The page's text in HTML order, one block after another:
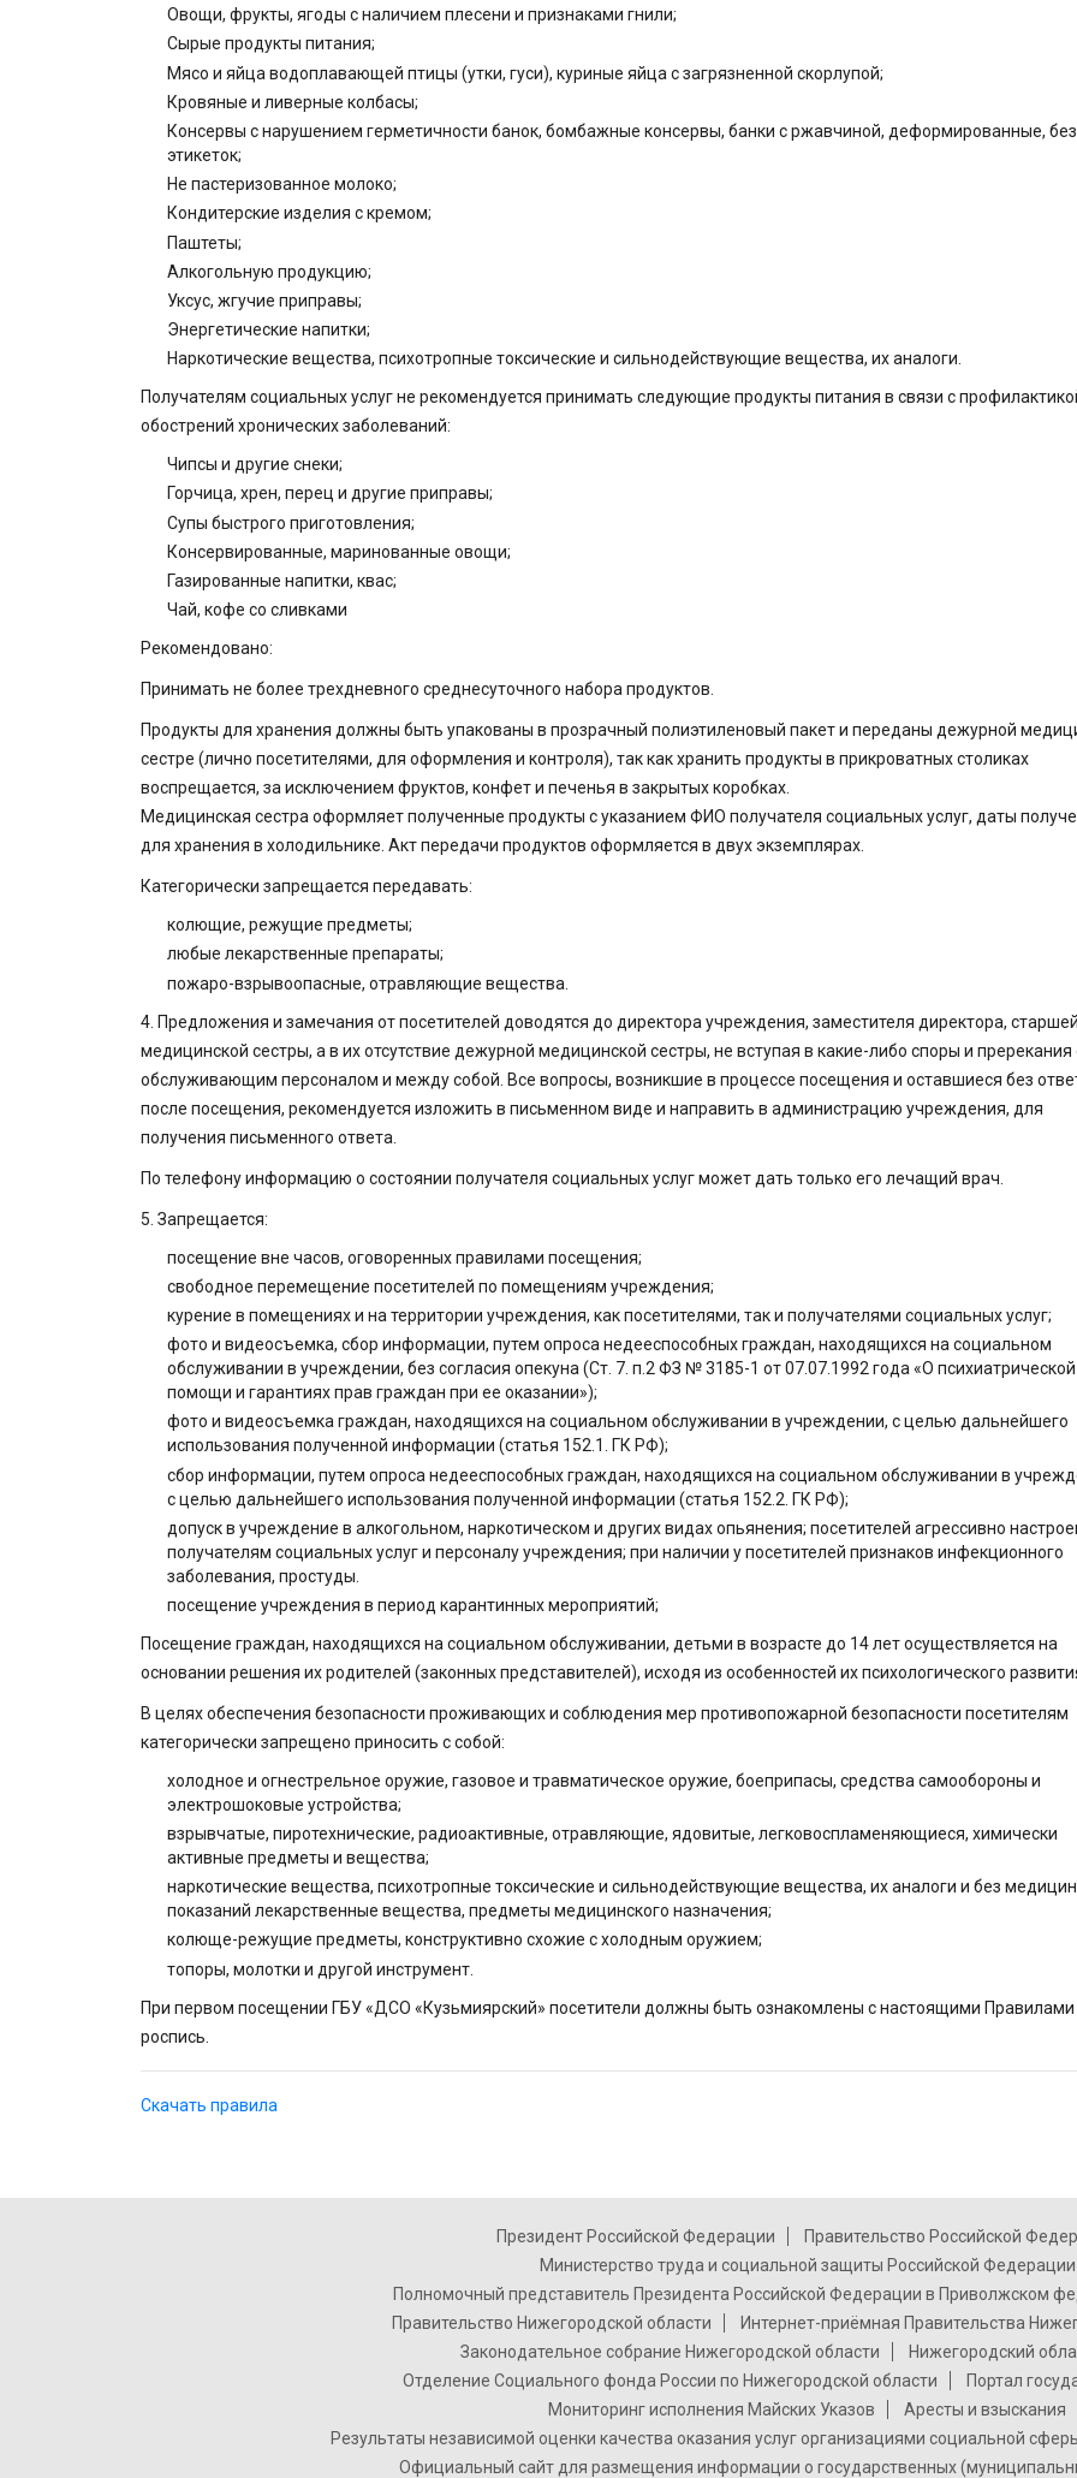
Овощи, фрукты, ягоды с наличием плесени и признаками гнили;
Сырые продукты питания;
Мясо и яйца водоплавающей птицы (утки, гуси), куриные яйца с загрязненной скорлупой;
Кровяные и ливерные колбасы;
Консервы с нарушением герметичности банок, бомбажные консервы, банки с ржавчиной, деформированные, без
этикеток;
Не пастеризованное молоко;
Кондитерские изделия с кремом;
Паштеты;
Алкогольную продукцию;
Уксус, жгучие приправы;
Энергетические напитки;
Наркотические вещества, психотропные токсические и сильнодействующие вещества, их аналоги.
Получателям социальных услуг не рекомендуется принимать следующие продукты питания в связи с
обострений хронических заболеваний:
Чипсы и другие снеки;
Горчица, хрен, перец и другие приправы;
Супы быстрого приготовления;
Консервированные, маринованные овощи;
Газированные напитки, квас;
Чай, кофе со сливками
Рекомендовано:
Принимать не более трехдневного среднесуточного набора продуктов.
Продукты для хранения должны быть упакованы в прозрачный полиэтиленовый пакет и переданы дежурной
сестре (лично посетителями, для оформления и контроля), так как хранить продукты в прикроватных столиках
воспрещается, за исключением фруктов, конфет и печенья в закрытых коробках.
Медицинская сестра оформляет полученные продукты с указанием ФИО получателя социальных услуг, даты
для хранения в холодильнике. Акт передачи продуктов оформляется в двух экземплярах.
Категорически запрещается передавать:
колющие, режущие предметы;
любые лекарственные препараты;
пожаро-взрывоопасные, отравляющие вещества.
4. Предложения и замечания от посетителей доводятся до директора учреждения, заместителя директора, старшей
медицинской сестры, а в их отсутствие дежурной медицинской сестры, не вступая в какие-либо споры и пререкания
обслуживающим персоналом и между собой. Все вопросы, возникшие в процессе посещения и оставшиеся без
после посещения, рекомендуется изложить в письменном виде и направить в администрацию учреждения, для
получения письменного ответа.
По телефону информацию о состоянии получателя социальных услуг может дать только его лечащий врач.
5. Запрещается:
посещение вне часов, оговоренных правилами посещения;
свободное перемещение посетителей по помещениям учреждения;
курение в помещениях и на территории учреждения, как посетителями, так и получателями социальных услуг;
фото и видеосъемка, сбор информации, путем опроса недееспособных граждан, находящихся на социальном
обслуживании в учреждении, без согласия опекуна (Ст. 7. п.2 ФЗ № 3185-1 от 07.07.1992 года «О психиатрической
помощи и гарантиях прав граждан при ее оказании»);
фото и видеосъемка граждан, находящихся на социальном обслуживании в учреждении, с целью дальнейшего
использования полученной информации (статья 152.1. ГК РФ);
сбор информации, путем опроса недееспособных граждан, находящихся на социальном обслуживании в
с целью дальнейшего использования полученной информации (статья 152.2. ГК РФ);
допуск в учреждение в алкогольном, наркотическом и других видах опьянения; посетителей агрессивно
получателям социальных услуг и персоналу учреждения; при наличии у посетителей признаков инфекционного
заболевания, простуды.
посещение учреждения в период карантинных мероприятий;
Посещение граждан, находящихся на социальном обслуживании, детьми в возрасте до 14 лет осуществляется на
основании решения их родителей (законных представителей), исходя из особенностей их психологического
В целях обеспечения безопасности проживающих и соблюдения мер противопожарной безопасности посетителям
категорически запрещено приносить с собой:
холодное и огнестрельное оружие, газовое и травматическое оружие, боеприпасы, средства самообороны и
электрошоковые устройства;
взрывчатые, пиротехнические, радиоактивные, отравляющие, ядовитые, легковоспламеняющиеся, химически
активные предметы и вещества;
наркотические вещества, психотропные токсические и сильнодействующие вещества, их аналоги и без
показаний лекарственные вещества, предметы медицинского назначения;
колюще-режущие предметы, конструктивно схожие с холодным оружием;
топоры, молотки и другой инструмент.
При первом посещении ГБУ «ДСО «Кузьмиярский» посетители должны быть ознакомлены с настоящими Правилами
роспись.
Скачать правила
Президент Российской Федерации
Правительство Российской
Министерство труда и социальной защиты Российской Федерации
Полномочный представитель Президента Российской Федерации в Приволжском
Правительство Нижегородской области
Интернет-приёмная Правительства
Законодательное собрание Нижегородской области
Нижегородский
Отделение Социального фонда России по Нижегородской области
Портал
Мониторинг исполнения Майских Указов
Аресты и взыскания
Результаты независимой оценки качества оказания услуг организациями социальной
Официальный сайт для размещения информации о государственных